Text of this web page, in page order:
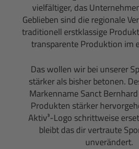
vielfältiger, das
Geblieben sind die regionale
traditionell erstklassige
transparente Produktion im
Das wollen wir bei unserer
stärker als bisher betonen.
Markenname Sanct Bernhard
Produkten stärker
Aktiv³-Logo schrittweise
bleibt das dir vertraute
unverändert.